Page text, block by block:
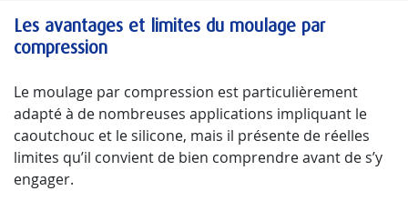
Les avantages et limites du moulage par
compression
Le moulage par compression est particulièrement
adapté à de nombreuses applications impliquant le
caoutchouc et le silicone, mais il présente de réelles
limites qu’il convient de bien comprendre avant de s’y
engager.